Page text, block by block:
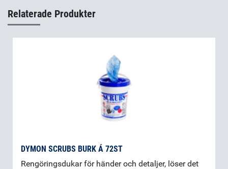
Relaterade Produkter
DYMON SCRUBS BURK Á 72ST
Rengöringsdukar för händer och detaljer, löser det